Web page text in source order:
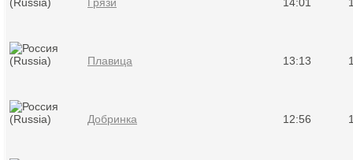
Плавица 13:13
Добринка 12:56